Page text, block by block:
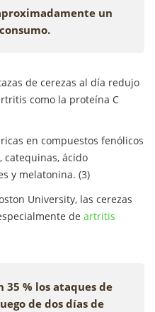
un
de cerezas al día redujo
como la proteína C
en compuestos fenólicos
catequinas, ácido
y melatonina. (3)
University, las cerezas
de artritis
35 % los ataques de
de dos días de